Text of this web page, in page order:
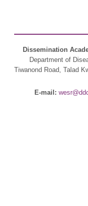
Dissemination
Department of
Tiwanond Road, Talad
E-mail: